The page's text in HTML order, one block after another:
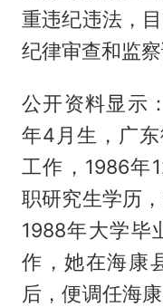
重违纪违法，
纪律审查和监察
公开资料显示
年4月生，广
工作，1986年
职研究生学历
1988年大学毕
作，她在海康
后，便调任海